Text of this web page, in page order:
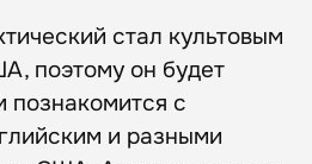
стал культовым
поэтому он будет
познакомится с
и разными